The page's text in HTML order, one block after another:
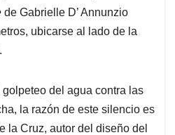
de Gabrielle D’ Annunzio
ubicarse al lado de la
del agua contra las
la razón de este silencio es
la Cruz, autor del diseño del